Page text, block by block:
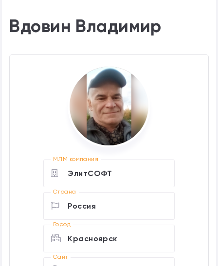
Вдовин Владимир
МЛМ компания
ЭлитСОФТ
Страна
Россия
Город
Красноярск
Cайт